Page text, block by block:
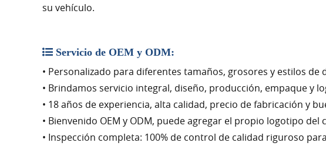
su vehículo.
Servicio de OEM y ODM:
• Personalizado para diferentes tamaños, grosores y estilos de
• Brindamos servicio integral, diseño, producción, empaque y
• 18 años de experiencia, alta calidad, precio de fabricación y
• Bienvenido OEM y ODM, puede agregar el propio logotipo del
• Inspección completa: 100% de control de calidad riguroso